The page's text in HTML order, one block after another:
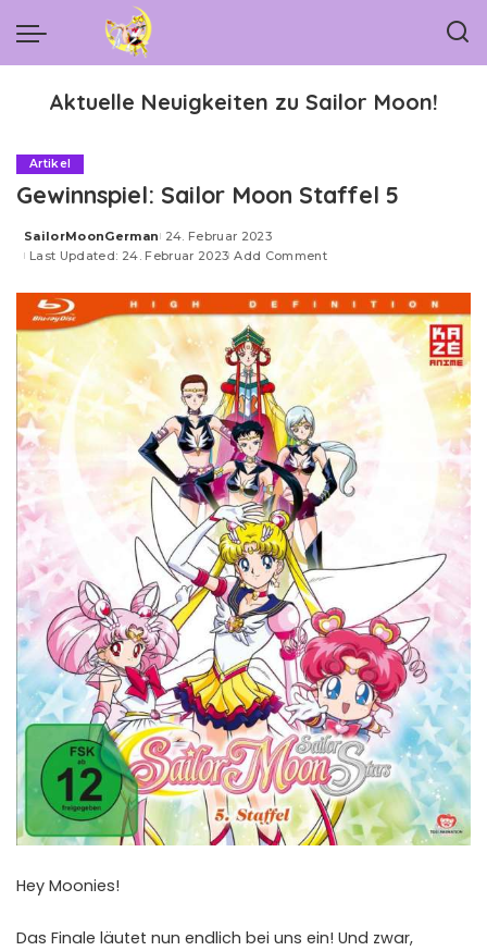
Aktuelle Neuigkeiten zu Sailor Moon!
Artikel
Gewinnspiel: Sailor Moon Staffel 5
Posted
by
SailorMoonGerman 24. Februar 2023
Last Updated: 24. Februar 2023 Add Comment
Hey Moonies!
Das Finale läutet nun endlich bei uns ein! Und zwar,